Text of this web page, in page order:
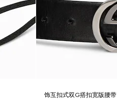
饰互扣式双G搭扣宽版腰带